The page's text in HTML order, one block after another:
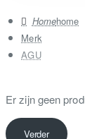
home
Merk
AGU
Er zijn geen
Verder